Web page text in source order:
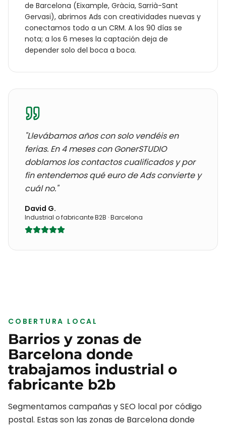
de Barcelona (Eixample, Gràcia, Sarrià-Sant
Gervasi), abrimos Ads con creatividades nuevas y
conectamos todo a un CRM. A los 90 días se
nota; a los 6 meses la captación deja de
depender solo del boca a boca.
"Llevábamos años consolo vendéis en
ferias. En 4 meses con GonerSTUDIO
doblamos los contactos cualificados y por
fin entendemos qué euro de Ads convierte y
cuál no."
David G.
Industrial o fabricante B2B ·Barcelona
COBERTURA LOCAL
Barrios y zonas de
Barcelona donde
trabajamos industrial o
fabricante b2b
Segmentamos campañas y SEO local por código
postal. Estas son las zonas de Barcelonadonde